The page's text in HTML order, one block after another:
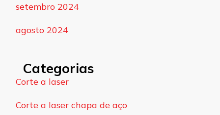
setembro 2024
agosto 2024
Categorias
Corte a laser
Corte a laser chapa de aço